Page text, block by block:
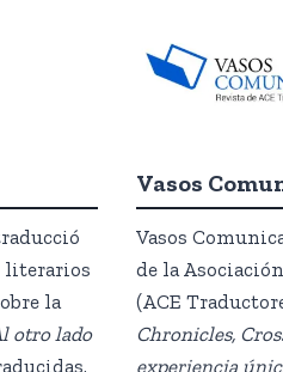
literarios
la
otro lado
Vasos
Vasos
de la
(ACE
Chronicles,
experiencia